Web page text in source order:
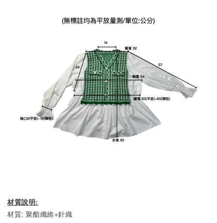
材質說明:
材質: 聚酯纖維+針織